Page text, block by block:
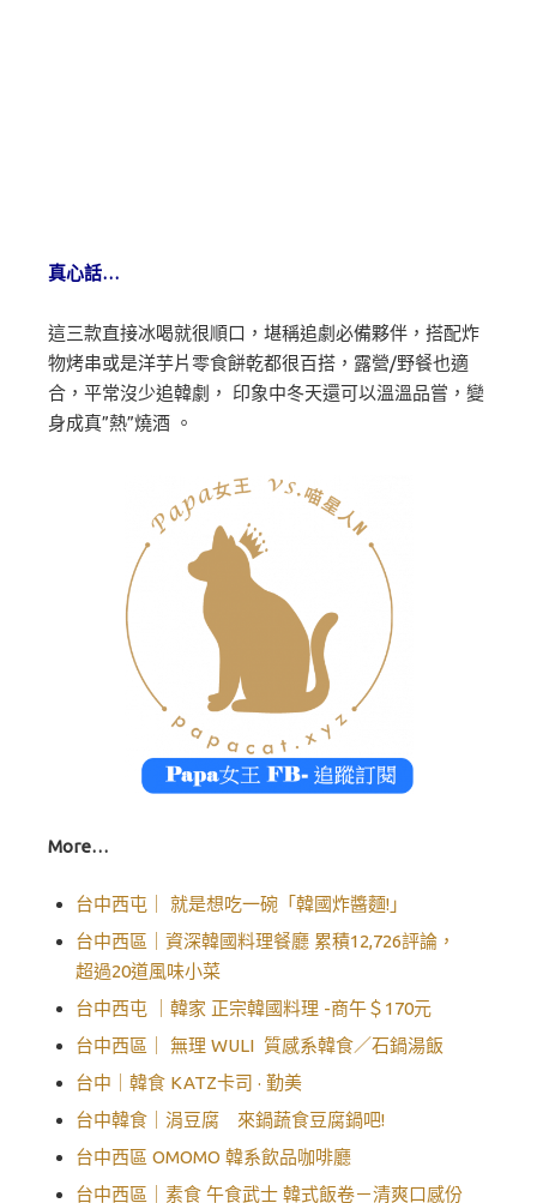
真心話…
這三款直接冰喝就很順口，堪稱追劇必備夥伴，搭配炸
物烤串或是洋芋片零食餅乾都很百搭，露營/野餐也適
合，平常沒少追韓劇， 印象中冬天還可以溫溫品嘗，變
身成真”熱”燒酒 。
More…
台中西屯｜ 就是想吃一碗「韓國炸醬麵!」
台中西區｜資深韓國料理餐廳 累積12,726評論，
超過20道風味小菜
台中西屯 ｜韓家 正宗韓國料理 -商午＄170元
台中西區｜ 無理 WULI 質感系韓食／石鍋湯飯
台中｜韓食 KATZ卡司 · 勤美
台中韓食｜涓豆腐 來鍋蔬食豆腐鍋吧!
台中西區 OMOMO 韓系飲品咖啡廳
台中西區｜素食 午食武士 韓式飯卷－清爽口感份